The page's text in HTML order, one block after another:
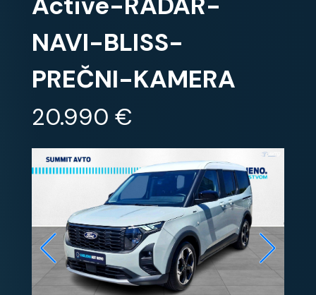
NAVI-BLISS-
PREČNI-KAMERA
20.990 €